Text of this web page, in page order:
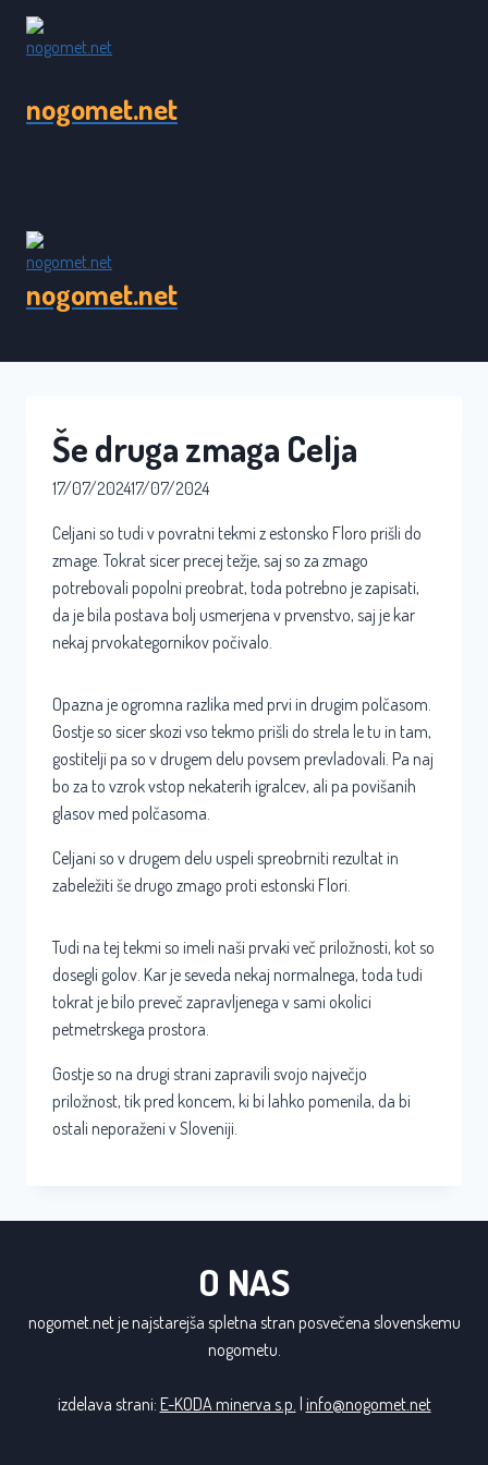
Skip
nogomet.net
nogomet.net
Še druga zmaga Celja
17/07/202417/07/2024
Celjani so tudi v povratni tekmi z estonsko Floro prišli do
zmage. Tokrat sicer precej težje, saj so za zmago
potrebovali popolni preobrat, toda potrebno je zapisati,
da je bila postava bolj usmerjena v prvenstvo, saj je kar
nekaj prvokategornikov počivalo.
Opazna je ogromna razlika med prvi in drugim polčasom.
Gostje so sicer skozi vso tekmo prišli do strela le tu in tam,
gostitelji pa so v drugem delu povsem prevladovali. Pa naj
bo za to vzrok vstop nekaterih igralcev, ali pa povišanih
glasov med polčasoma.
Celjani so v drugem delu uspeli spreobrniti rezultat in
zabeležiti še drugo zmago proti estonski Flori.
Tudi na tej tekmi so imeli naši prvaki več priložnosti, kot so
dosegli golov. Kar je seveda nekaj normalnega, toda tudi
tokrat je bilo preveč zapravljenega v sami okolici
petmetrskega prostora.
Gostje so na drugi strani zapravili svojo največjo
priložnost, tik pred koncem, ki bi lahko pomenila, da bi
ostali neporaženi v Sloveniji.
O NAS
nogomet.net je najstarejša spletna stran posvečena slovenskemu
nogometu.
izdelava strani: E-KODA minerva s.p. info@nogomet.net